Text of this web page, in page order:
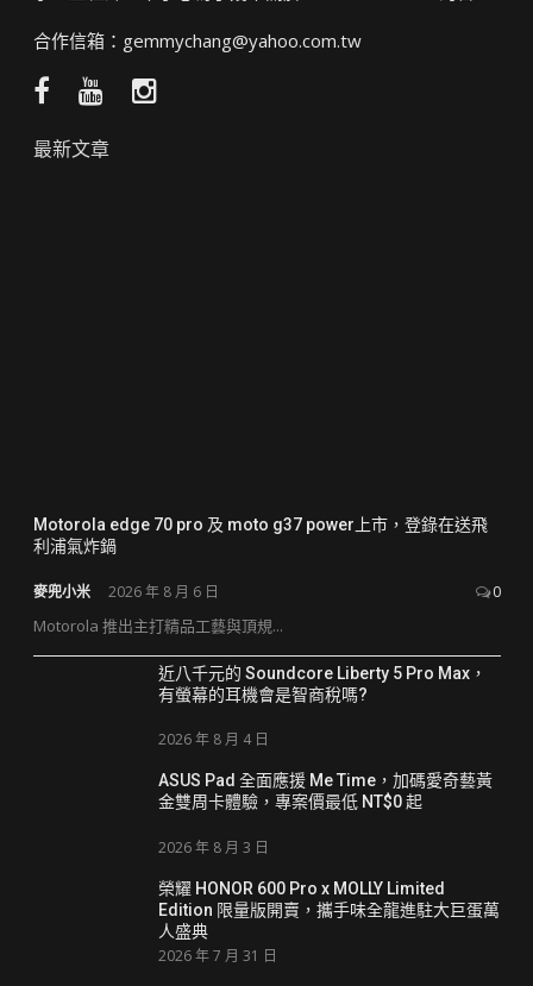
合作信箱： gemmychang@yahoo.com.tw
Facebook
團
YouTube
頻
Instagram
最新文章
Motorola edge 70 pro 及 moto g37 power上市，登錄在送飛
利浦氣炸鍋
麥兜小米 2026 年 8 月 6 日 0
Motorola 推出主打精品工藝與頂規...
近八千元的 Soundcore Liberty 5 Pro Max，
有螢幕的耳機會是智商稅嗎?
2026 年 8 月 4 日
ASUS Pad 全面應援 Me Time，加碼愛奇藝黃
金雙周卡體驗，專案價最低 NT$0 起
2026 年 8 月 3 日
榮耀 HONOR 600 Pro x MOLLY Limited
Edition 限量版開賣，攜手味全龍進駐大巨蛋萬
人盛典
2026 年 7 月 31 日